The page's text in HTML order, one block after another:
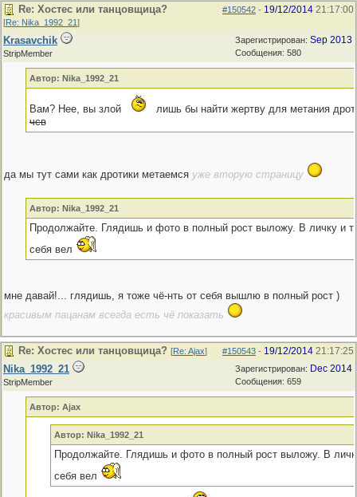
#150542 - 19/12/2014 21:17:00
Re: Хостес или танцовщица?
[Re: Nika_1992_21]
Зарегистрирован: Sep 2013
Сообщения: 580
Krasavchik
StripMember
Автор: Nika_1992_21
Вам? Нее, вы злой
лишь бы найти жертву для метания
чсв
да мы тут сами как дротики метаемся уже вторую страницу
Автор: Nika_1992_21
Продолжайте. Глядишь и фото в полный рост выложу. В личку и
себя вел
мне давай!... глядишь, я тоже чё-нть от себя вышлю в полный рост )
красивым пацанам всегда есть чё показать
#150543 - 19/12/2014 21:17:25
Re: Хостес или танцовщица? [Re: Ajax]
Зарегистрирован: Dec 2014
Сообщения: 659
Nika_1992_21
StripMember
Автор: Ajax
Автор: Nika_1992_21
Продолжайте. Глядишь и фото в полный рост выложу. В
себя вел